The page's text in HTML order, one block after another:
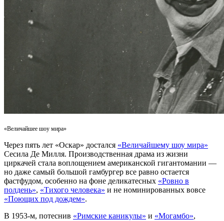
«Величайшее шоу мира»
Через пять лет «Оскар» достался «Величайшему шоу мира»
Сесила Де Милля. Производственная драма из жизни
циркачей стала воплощением американской гигантомании —
но даже самый большой гамбургер все равно остается
фастфудом, особенно на фоне деликатесных «Ровно в
полдень», «Тихого человека» и не номинированных вовсе
«Поющих под дождем».
В 1953-м, потеснив «Римские каникулы» и «Могамбо»,